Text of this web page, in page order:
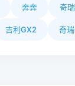
奔奔 奇
吉利GX2 奇